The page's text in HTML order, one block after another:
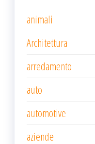
animali
Architettura
arredamento
auto
automotive
aziende